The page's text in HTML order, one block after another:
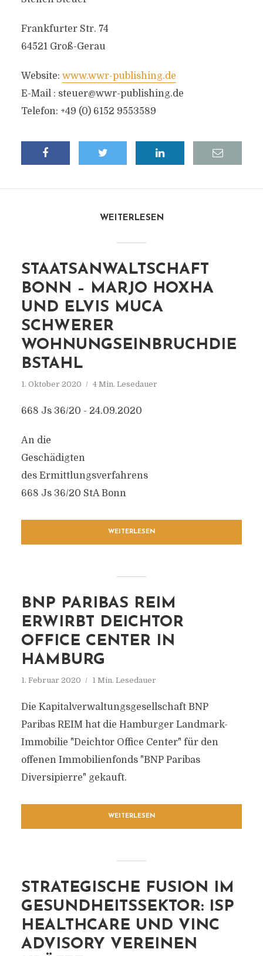
Frankfurter Str. 74
64521 Groß-Gerau
Website: www.wwr-publishing.de
E-Mail : steuer@wwr-publishing.de
Telefon: +49 (0) 6152 9553589
WEITERLESEN
STAATSANWALTSCHAFT
BONN – MARJO HOXHA
UND ELVIS MUCA
SCHWERER
WOHNUNGSEINBRUCHDIE
BSTAHL
1. Oktober 2020 4 Min. Lesedauer
668 Js 36/20 - 24.09.2020
An die
Geschädigten
des Ermittlungsverfahrens
668 Js 36/20 StA Bonn
WEITERLESEN
BNP PARIBAS REIM
ERWIRBT DEICHTOR
OFFICE CENTER IN
HAMBURG
1. Februar 2020 1 Min. Lesedauer
Die Kapitalverwaltungsgesellschaft BNP
Paribas REIM hat die Hamburger Landmark-
Immobilie "Deichtor Office Center" für den
offenen Immobilienfonds "BNP Paribas
Diversipierre" gekauft.
WEITERLESEN
STRATEGISCHE FUSION IM
GESUNDHEITSSEKTOR: ISP
HEALTHCARE UND VINC
ADVISORY VEREINEN